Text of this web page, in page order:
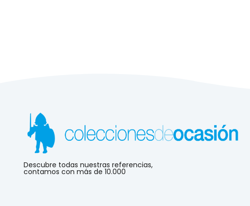
Descubre todas nuestras referencias,
contamos con más de 10.000